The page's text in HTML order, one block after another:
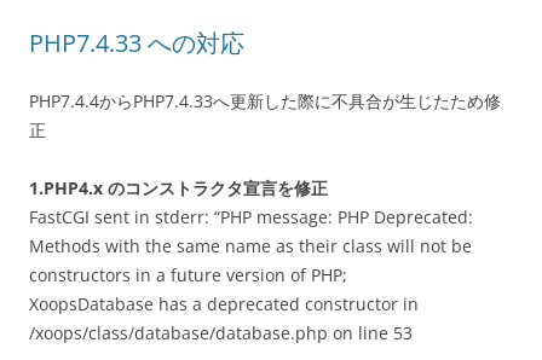
PHP7.4.33 への対応
PHP7.4.4からPHP7.4.33へ更新した際に不具合が生じたため修
正
1.PHP4.x のコンストラクタ宣言を修正
FastCGI sent in stderr: “PHP message: PHP Deprecated:
Methods with the same name as their class will not be
constructors in a future version of PHP;
XoopsDatabase has a deprecated constructor in
/xoops/class/database/database.php on line 53